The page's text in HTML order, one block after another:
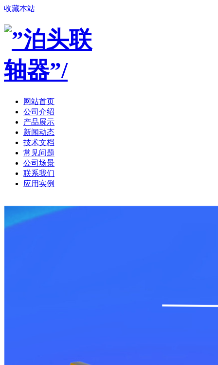
收藏本站
网站首页
公司介绍
产品展示
新闻动态
技术文档
常见问题
公司场景
联系我们
应用实例